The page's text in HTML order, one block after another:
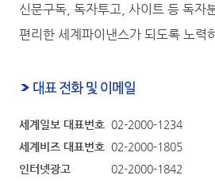
신문구독, 독자투고, 사이트 등 독자
편리한 세계파이낸스가 되도록 노력
세계일보 대표번호 02-2000-1234
세계비즈 대표번호 02-2000-1805
인터넷광고
02-2000-1842